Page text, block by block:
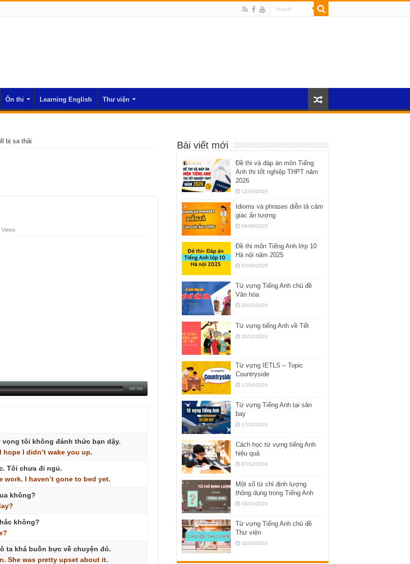
Ôn thi Learning English Thư viện
bị sa thải
Views
00:00
tôi không đánh thức bạn dậy.
I hope I didn’t wake you up.
Tôi chưa đi ngủ.
work. I haven’t gone to bed yet.
không?
không?
ta khá buồn bực về chuyện đó.
She was pretty upset about it.
Bài viết mới
Đề thi và đáp án môn Tiếng
Anh thi tốt nghiệp THPT năm
2026
12/06/2026
Idioms và phrases diễn tả cảm
giác ấn tượng
09/09/2025
Đề thi môn Tiếng Anh lớp 10
Hà nội năm 2025
07/06/2025
Từ vựng Tiếng Anh chủ đề
Văn hóa
20/10/2024
Từ vựng tiếng Anh về Tết
20/10/2024
Từ vựng IETLS – Topic
Countryside
17/10/2024
Từ vựng Tiếng Anh tại sân
bay
17/10/2024
Cách học từ vựng tiếng Anh
hiệu quả
07/10/2024
Một số từ chỉ định lượng
thông dụng trong Tiếng Anh
03/10/2024
Từ vựng Tiếng Anh chủ đề
Thư viện
02/10/2024